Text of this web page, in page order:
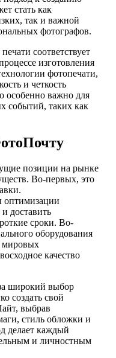
стать как
так и важной
фотографов.
соответствует
изготовления
фотопечати,
и четкость
особенно важно для
событий, таких как
позиции на рынке
Во-первых, это
оптимизации
доставить
сроки. Во-
оборудования
мировых
качество
широкий выбор
создать свой
выбрав
стиль обложки и
делает каждый
и личностным